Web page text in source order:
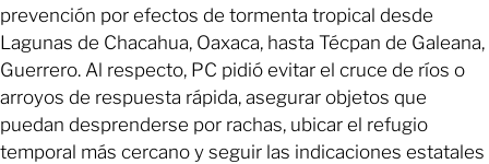
prevención por efectos de tormenta tropical desde
Lagunas de Chacahua, Oaxaca, hasta Técpan de Galeana,
Guerrero. Al respecto, PC pidió evitar el cruce de ríos o
arroyos de respuesta rápida, asegurar objetos que
puedan desprenderse por rachas, ubicar el refugio
temporal más cercano y seguir las indicaciones estatales